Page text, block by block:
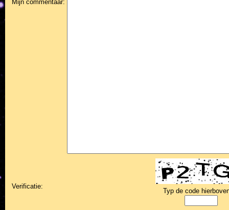
Mijn commentaar:
Verificatie:
Typ de code